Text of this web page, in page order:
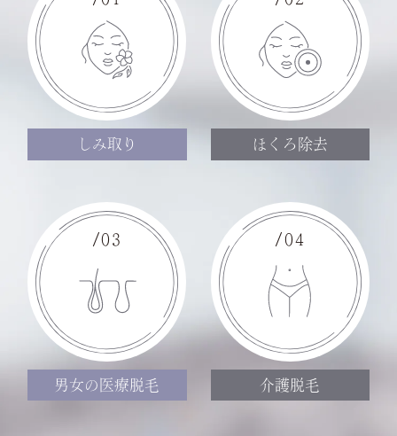
しみ取り ほくろ除去
/03
男女の医療脱毛
/04
介護脱毛